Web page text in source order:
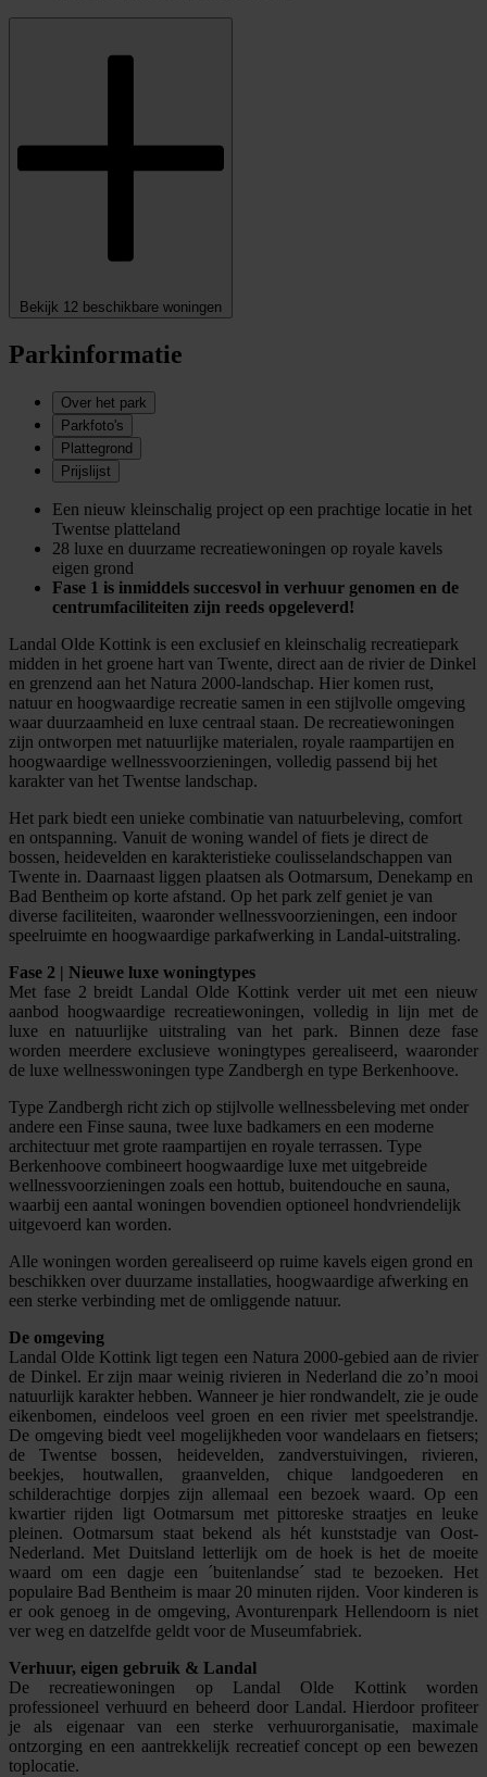
Bekijk 12 beschikbare woningen
Parkinformatie
Over het park
Parkfoto's
Plattegrond
Prijslijst
Een nieuw kleinschalig project op een prachtige locatie in het
Twentse platteland
28 luxe en duurzame recreatiewoningen op royale kavels
eigen grond
Fase 1 is inmiddels succesvol in verhuur genomen en de
centrumfaciliteiten zijn reeds opgeleverd!
Landal Olde Kottink is een exclusief en kleinschalig recreatiepark
midden in het groene hart van Twente, direct aan de rivier de Dinkel
en grenzend aan het Natura 2000-landschap. Hier komen rust,
natuur en hoogwaardige recreatie samen in een stijlvolle omgeving
waar duurzaamheid en luxe centraal staan. De recreatiewoningen
zijn ontworpen met natuurlijke materialen, royale raampartijen en
hoogwaardige wellnessvoorzieningen, volledig passend bij het
karakter van het Twentse landschap.
Het park biedt een unieke combinatie van natuurbeleving, comfort
en ontspanning. Vanuit de woning wandel of fiets je direct de
bossen, heidevelden en karakteristieke coulisselandschappen van
Twente in. Daarnaast liggen plaatsen als Ootmarsum, Denekamp en
Bad Bentheim op korte afstand. Op het park zelf geniet je van
diverse faciliteiten, waaronder wellnessvoorzieningen, een indoor
speelruimte en hoogwaardige parkafwerking in Landal-uitstraling.
Fase 2 | Nieuwe luxe woningtypes
Met fase 2 breidt Landal Olde Kottink verder uit met een nieuw
aanbod hoogwaardige recreatiewoningen, volledig in lijn met de
luxe en natuurlijke uitstraling van het park. Binnen deze fase
worden meerdere exclusieve woningtypes gerealiseerd, waaronder
de luxe wellnesswoningen type Zandbergh en type Berkenhoove.
Type Zandbergh richt zich op stijlvolle wellnessbeleving met onder
andere een Finse sauna, twee luxe badkamers en een moderne
architectuur met grote raampartijen en royale terrassen. Type
Berkenhoove combineert hoogwaardige luxe met uitgebreide
wellnessvoorzieningen zoals een hottub, buitendouche en sauna,
waarbij een aantal woningen bovendien optioneel hondvriendelijk
uitgevoerd kan worden.
Alle woningen worden gerealiseerd op ruime kavels eigen grond en
beschikken over duurzame installaties, hoogwaardige afwerking en
een sterke verbinding met de omliggende natuur.
De omgeving
Landal Olde Kottink ligt tegen een Natura 2000-gebied aan de rivier
de Dinkel. Er zijn maar weinig rivieren in Nederland die zo’n mooi
natuurlijk karakter hebben. Wanneer je hier rondwandelt, zie je oude
eikenbomen, eindeloos veel groen en een rivier met speelstrandje.
De omgeving biedt veel mogelijkheden voor wandelaars en fietsers;
de Twentse bossen, heidevelden, zandverstuivingen, rivieren,
beekjes, houtwallen, graanvelden, chique landgoederen en
schilderachtige dorpjes zijn allemaal een bezoek waard. Op een
kwartier rijden ligt Ootmarsum met pittoreske straatjes en leuke
pleinen. Ootmarsum staat bekend als hét kunststadje van Oost-
Nederland. Met Duitsland letterlijk om de hoek is het de moeite
waard om een dagje een ´buitenlandse´ stad te bezoeken. Het
populaire Bad Bentheim is maar 20 minuten rijden. Voor kinderen is
er ook genoeg in de omgeving, Avonturenpark Hellendoorn is niet
ver weg en datzelfde geldt voor de Museumfabriek.
Verhuur, eigen gebruik & Landal
De recreatiewoningen op Landal Olde Kottink worden
professioneel verhuurd en beheerd door Landal. Hierdoor profiteer
je als eigenaar van een sterke verhuurorganisatie, maximale
ontzorging en een aantrekkelijk recreatief concept op een bewezen
toplocatie.